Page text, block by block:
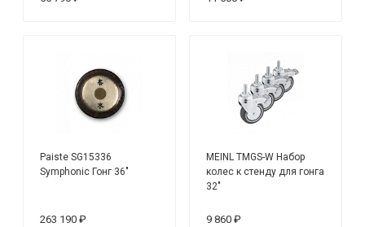
Paiste SG15336
Symphonic Гонг 36"
263 190 ₽
MEINL TMGS-W Набор
колес к стенду для гонга
32"
9 860 ₽